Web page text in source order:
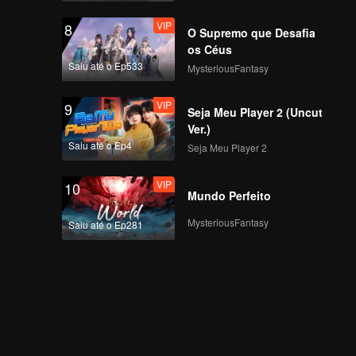
8
Saiu até o Ep533
VIP
O Supremo que Desafia
os Céus
MysteriousFantasy
9
Saiu até o Ep4
VIP
Seja Meu Player 2 (Uncut
Ver.)
Seja Meu Player 2
10
Saiu até o Ep281
VIP
Mundo Perfeito
MysteriousFantasy